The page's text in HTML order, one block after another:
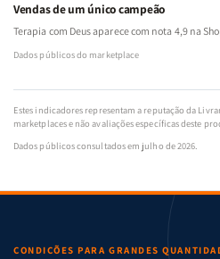
Vendas de um único campeão
Terapia com Deus aparece com nota 4,9 na
Dados públicos do marketplace
Estes indicadores representam a reputação da
marketplaces e não avaliações específicas deste
Dados públicos consultados em julho de 2026.
CONDIÇÕES PARA GRANDES